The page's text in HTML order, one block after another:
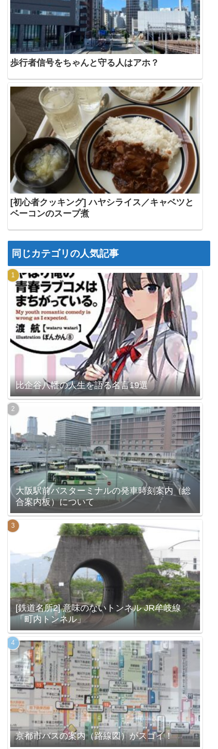
歩行者信号をちゃんと守る人はアホ？
[初心者クッキング] ハヤシライス／キャベツと
ベーコンのスープ煮
同じカテゴリの人気記事
比企谷八幡の人生を語る名言19選
大阪駅前バスターミナルの発車時刻案内（総
合案内板）について
[鉄道名所2] 意味のないトンネル JR牟岐線
「町内トンネル」
京都市バスの案内（路線図）がスゴイ！